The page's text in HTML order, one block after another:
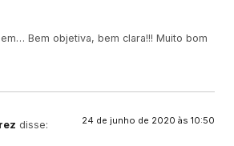
Bem objetiva, bem clara!!! Muito bom
disse: 24 de junho de 2020 às 10:50